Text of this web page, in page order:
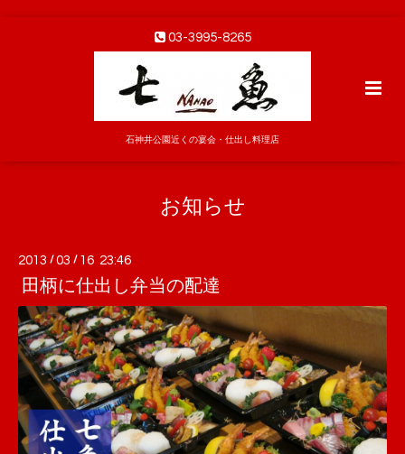
03-3995-8265
石神井公園近くの宴会・仕出し料理店
お知らせ
2013 /03 / 16 23:46
田柄に仕出し弁当の配達